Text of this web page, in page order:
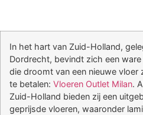
In het hart van Zuid-Holland,
Dordrecht, bevindt zich een
die droomt van een nieuwe
te betalen: Vloeren Outlet Milan.
Zuid-Holland bieden zij een
geprijsde vloeren, waaronder